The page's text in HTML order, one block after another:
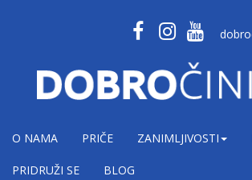
O NAMA PRIČE ZANIMLJIVOSTI
PRIDRUŽI SE BLOG